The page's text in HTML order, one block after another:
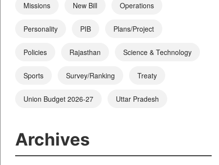
Missions New Bill Operations
Personality PIB Plans/Project
Policies Rajasthan Science & Technology
Sports Survey/Ranking Treaty
Union Budget 2026-27 Uttar Pradesh
Archives